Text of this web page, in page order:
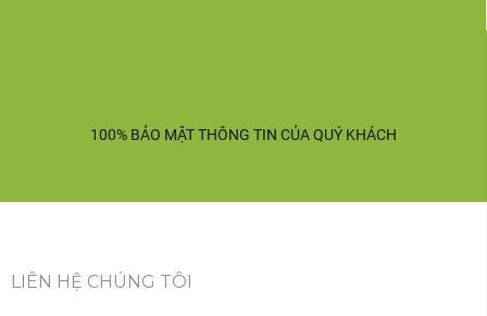
100% BẢO MẬT THÔNG TIN CỦA QUÝ KHÁCH
LIÊN HỆ CHÚNG TÔI